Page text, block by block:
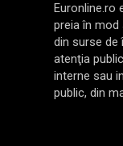
Euronline.ro
preia în
din surse de
atenţia
interne sau
public, din